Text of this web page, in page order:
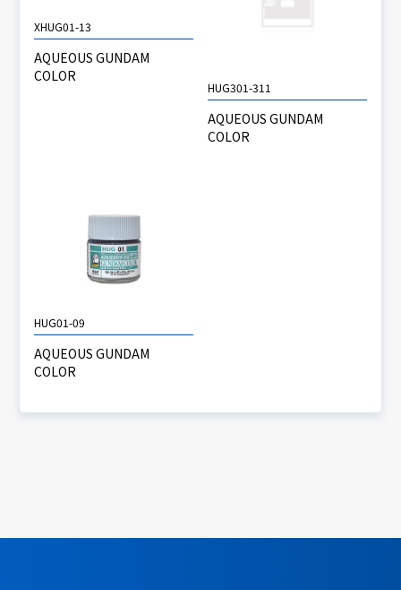
XHUG01-13
AQUEOUS GUNDAM
COLOR
HUG301-311
AQUEOUS GUNDAM
COLOR
HUG01-09
AQUEOUS GUNDAM
COLOR